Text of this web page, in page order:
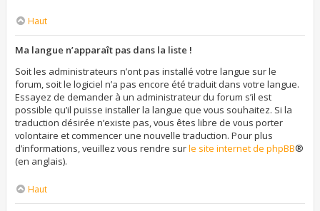
Haut
Ma langue n’apparaît pas dans la liste !
Soit les administrateurs n’ont pas installé votre langue sur le
forum, soit le logiciel n’a pas encore été traduit dans votre langue.
Essayez de demander à un administrateur du forum s’il est
possible qu’il puisse installer la langue que vous souhaitez. Si la
traduction désirée n’existe pas, vous êtes libre de vous porter
volontaire et commencer une nouvelle traduction. Pour plus
d’informations, veuillez vous rendre surle site internet de phpBB®
(en anglais).
Haut